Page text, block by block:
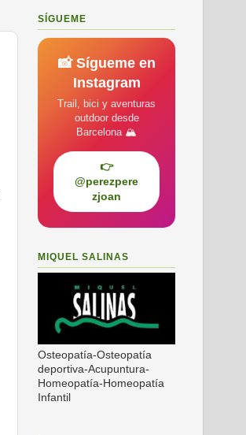
SÍGUEME
📸 Sígueme en
Instagram
Trail, bici y aventuras
outdoor desde
Barcelona 🏔️
👉
@perezpere
zjoan
MIQUEL SALINAS
Osteopatía-Osteopatía
deportiva-Acupuntura-
Homeopatía-Homeopatía
Infantil